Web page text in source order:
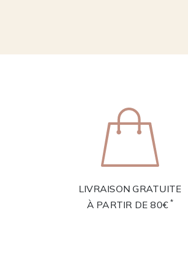
LIVRAISON GRATUITE
À PARTIR DE 80€*